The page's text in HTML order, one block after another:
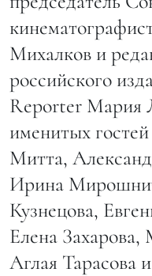
Михалков и
российского
Reporter Мария
именитых
Митта,
Ирина
Кузнецова,
Елена
Аглая Тарасова